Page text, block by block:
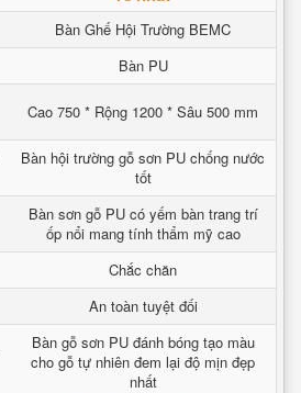
Bàn Ghế Hội Trường BEMC
Bàn PU
Cao 750 * Rộng 1200 * Sâu 500 mm
Bàn hội trường gỗ sơn PU chống nước
tốt
Bàn sơn gỗ PU có yếm bàn trang trí
ốp nổi mang tính thẩm mỹ cao
Chắc chăn
An toàn tuyệt đối
Bàn gỗ sơn PU đánh bóng tạo màu
cho gỗ tự nhiên đem lại độ mịn đẹp
nhất